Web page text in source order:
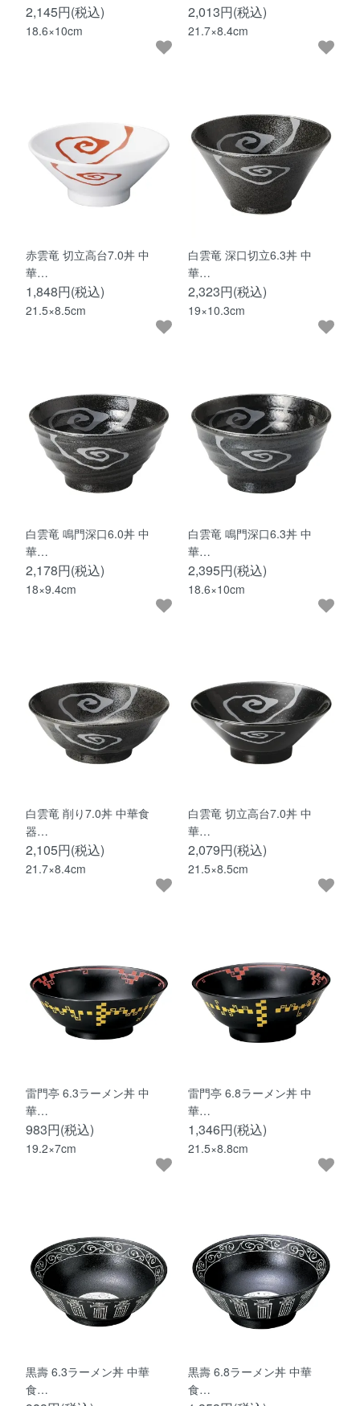
2,145円(税込)
18.6×10cm
2,013円(税込)
21.7×8.4cm
赤雲竜 切立高台7.0丼 中
華…
1,848円(税込)
21.5×8.5cm
白雲竜 深口切立6.3丼 中
華…
2,323円(税込)
19×10.3cm
白雲竜 鳴門深口6.0丼 中
華…
2,178円(税込)
18×9.4cm
白雲竜 鳴門深口6.3丼 中
華…
2,395円(税込)
18.6×10cm
白雲竜 削り7.0丼 中華食
器…
2,105円(税込)
21.7×8.4cm
白雲竜 切立高台7.0丼 中
華…
2,079円(税込)
21.5×8.5cm
雷門亭 6.3ラーメン丼 中
華…
983円(税込)
19.2×7cm
雷門亭 6.8ラーメン丼 中
華…
1,346円(税込)
21.5×8.8cm
黒壽 6.3ラーメン丼 中華
食…
黒壽 6.8ラーメン丼 中華
食…